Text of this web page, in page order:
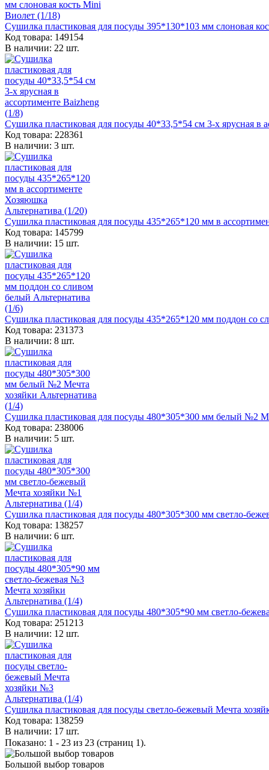
Сушилка пластиковая для посуды 395*130*103 мм слоновая
Код товара: 149154
В наличии: 22 шт.
Сушилка пластиковая для посуды 40*33,5*54 см 3-х ярусная в
Код товара: 228361
В наличии: 3 шт.
Сушилка пластиковая для посуды 435*265*120 мм в
Код товара: 145799
В наличии: 15 шт.
Сушилка пластиковая для посуды 435*265*120 мм поддон со
Код товара: 231373
В наличии: 8 шт.
Сушилка пластиковая для посуды 480*305*300 мм белый №2
Код товара: 238006
В наличии: 5 шт.
Сушилка пластиковая для посуды 480*305*300 мм светло-
Код товара: 138257
В наличии: 6 шт.
Сушилка пластиковая для посуды 480*305*90 мм светло-
Код товара: 251213
В наличии: 12 шт.
Сушилка пластиковая для посуды светло-бежевый Мечта
Код товара: 138259
В наличии: 17 шт.
Показано: 1 - 23 из 23 (страниц 1).
Большой выбор товаров